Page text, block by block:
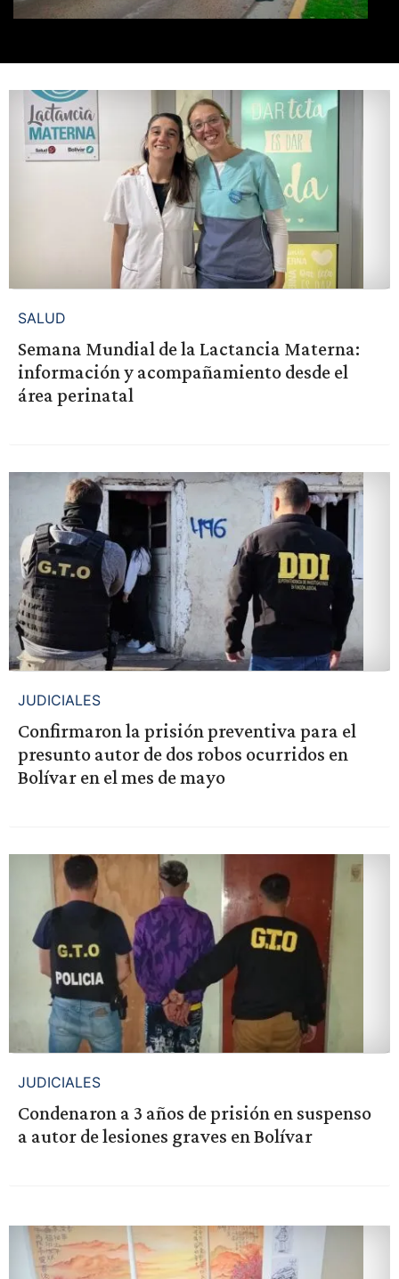
SALUD
Semana Mundial de la Lactancia Materna:
información y acompañamiento desde el
área perinatal
JUDICIALES
Confirmaron la prisión preventiva para el
presunto autor de dos robos ocurridos en
Bolívar en el mes de mayo
JUDICIALES
Condenaron a 3 años de prisión en suspenso
a autor de lesiones graves en Bolívar